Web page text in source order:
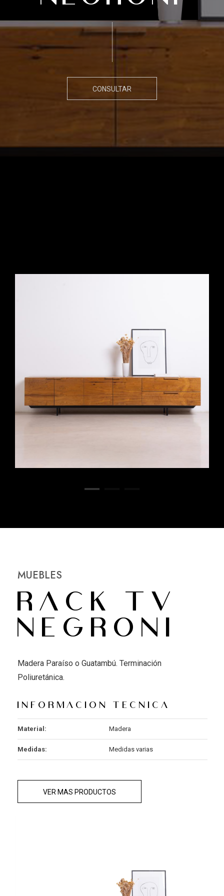
CONSULTAR
MUEBLES
Rack TV
Negroni
Madera Paraíso o Guatambú. Terminación
Poliuretánica.
Informacion tecnica
Material: Madera
Medidas: Medidas varias
VER MAS PRODUCTOS